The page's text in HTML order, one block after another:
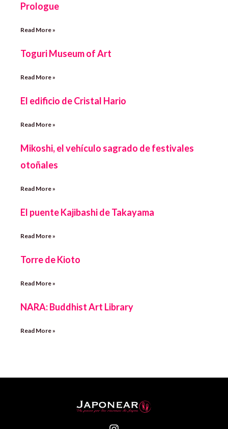
Prologue
Read More »
Toguri Museum of Art
Read More »
El edificio de Cristal Hario
Read More »
Mikoshi, el vehículo sagrado de festivales
otoñales
Read More »
El puente Kajibashi de Takayama
Read More »
Torre de Kioto
Read More »
NARA: Buddhist Art Library
Read More »